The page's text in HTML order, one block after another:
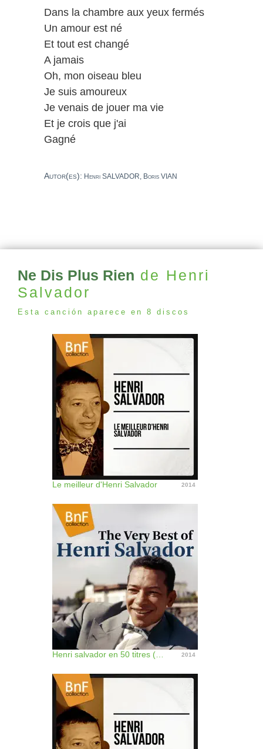
Dans la chambre aux yeux fermés
Un amour est né
Et tout est changé
A jamais
Oh, mon oiseau bleu
Je suis amoureux
Je venais de jouer ma vie
Et je crois que j'ai
Gagné
Autor(es): Henri SALVADOR, Boris VIAN
Ne Dis Plus Rien de Henri
Salvador
Esta canción aparece en 8 discos
Le meilleur d'Henri Salvador 2014
2014